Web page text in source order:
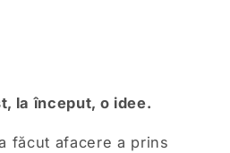
la început, o idee.
făcut afacere a prins